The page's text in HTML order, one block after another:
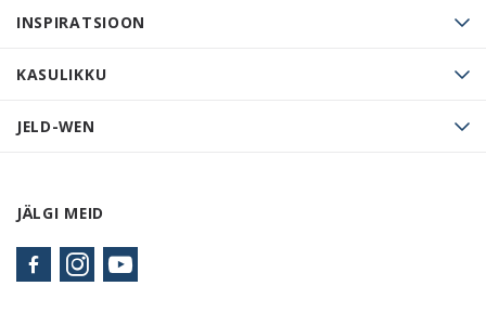
INSPIRATSIOON
KASULIKKU
JELD-WEN
JÄLGI MEID